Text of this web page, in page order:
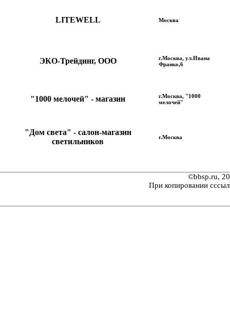
LITEWELL Москва
ЭКО-Трейдинг, ООО
г.Москва, ул.Ивана
Франко,6
"1000 мелочей" - магазин
г.Москва, "1000
мелочей"
"Дом света" - салон-магазин
светильников
г.Москва
©bbsp.ru,
При копировании